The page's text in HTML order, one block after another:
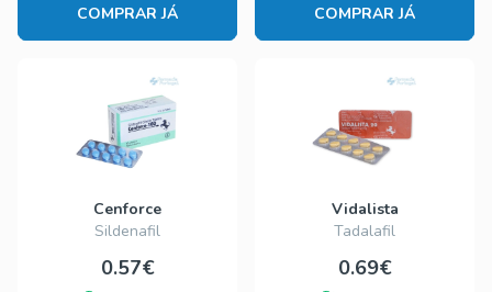
COMPRAR JÁ COMPRAR JÁ
Cenforce
Sildenafil
0.57€
Vidalista
Tadalafil
0.69€